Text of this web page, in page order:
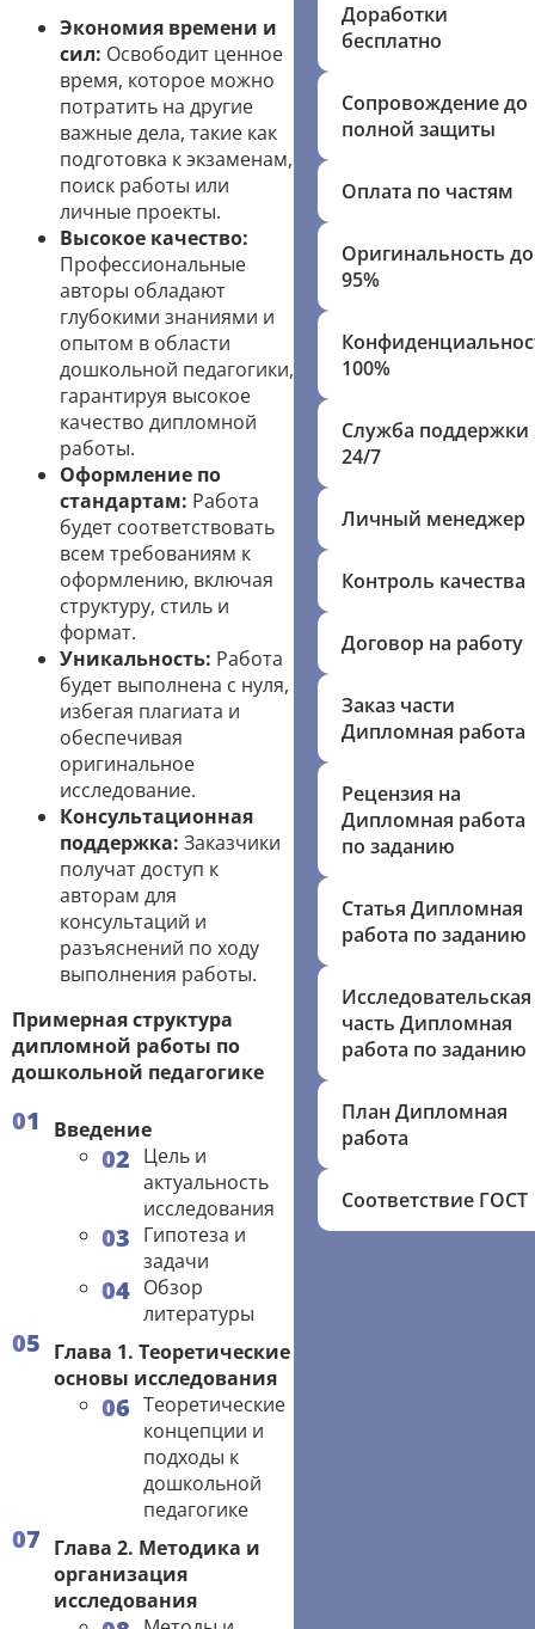
Экономия времени и
сил: Освободит ценное
время, которое можно
потратить на другие
важные дела, такие как
подготовка к экзаменам,
поиск работы или
личные проекты.
Высокое качество:
Профессиональные
авторы обладают
глубокими знаниями и
опытом в области
дошкольной педагогики,
гарантируя высокое
качество дипломной
работы.
Оформление по
стандартам: Работа
будет соответствовать
всем требованиям к
оформлению, включая
структуру, стиль и
формат.
Уникальность: Работа
будет выполнена с нуля,
избегая плагиата и
обеспечивая
оригинальное
исследование.
Консультационная
поддержка: Заказчики
получат доступ к
авторам для
консультаций и
разъяснений по ходу
выполнения работы.
Примерная структура
дипломной работы по
дошкольной педагогике
Введение
Цель и
актуальность
исследования
Гипотеза и
задачи
Обзор
литературы
Глава 1. Теоретические
основы исследования
Теоретические
концепции и
подходы к
дошкольной
педагогике
Глава 2. Методика и
организация
исследования
Доработки
бесплатно
Сопровождение до
полной защиты
Оплата по частям
Оригинальность до
95%
100%
Служба поддержки
24/7
Личный менеджер
Контроль качества
Договор на работу
Заказ части
Дипломная работа
Рецензия на
Дипломная работа
по заданию
Статья Дипломная
работа по заданию
Исследовательская
часть Дипломная
работа по заданию
План Дипломная
работа
Соответствие ГОСТ